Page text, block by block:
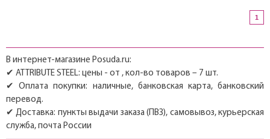
1
В интернет-магазине Posuda.ru:
✔ ATTRIBUTE STEEL: цены - от , кол-во товаров – 7 шт.
✔ Оплата покупки: наличные, банковская карта, банковский
перевод.
✔ Доставка: пункты выдачи заказа (ПВЗ), самовывоз, курьерская
служба, почта России